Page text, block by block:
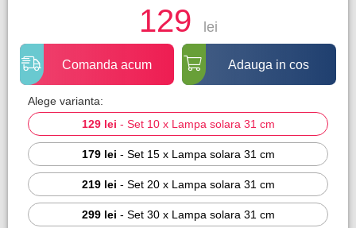
129 lei
Comanda acum Adauga in cos
Alege varianta:
129 lei - Set 10 x Lampa solara 31 cm
179 lei - Set 15 x Lampa solara 31 cm
219 lei - Set 20 x Lampa solara 31 cm
299 lei - Set 30 x Lampa solara 31 cm